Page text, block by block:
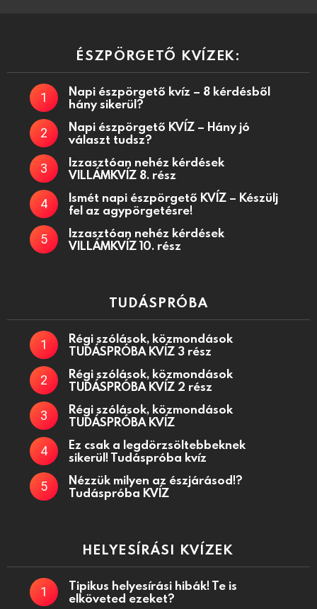
ÉSZPÖRGETŐ KVÍZEK:
Napi észpörgető kvíz – 8 kérdésből
hány sikerül?
Napi észpörgető KVÍZ – Hány jó
választ tudsz?
Izzasztóan nehéz kérdések
VILLÁMKVÍZ 8. rész
Ismét napi észpörgető KVÍZ – Készülj
fel az agypörgetésre!
Izzasztóan nehéz kérdések
VILLÁMKVÍZ 10. rész
TUDÁSPRÓBA
Régi szólások, közmondások
TUDÁSPRÓBA KVÍZ 3 rész
Régi szólások, közmondások
TUDÁSPRÓBA KVÍZ 2 rész
Régi szólások, közmondások
TUDÁSPRÓBA KVÍZ
Ez csak a legdörzsöltebbeknek
sikerül! Tudáspróba kvíz
Nézzük milyen az észjárásod!?
Tudáspróba KVÍZ
HELYESÍRÁSI KVÍZEK
Tipikus helyesírási hibák! Te is
elköveted ezeket?